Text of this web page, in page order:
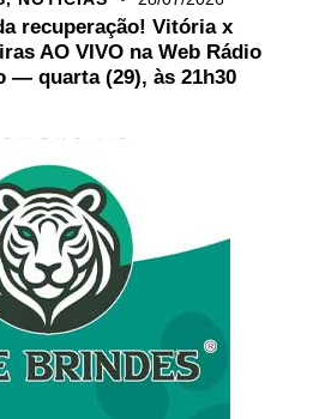
recuperação! Vitória x
AO VIVO na Web Rádio
— quarta (29), às 21h30